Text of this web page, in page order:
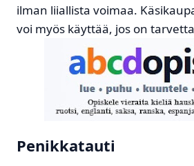
ilman liiallista voimaa.
voi myös käyttää, jos on
Penikkatauti